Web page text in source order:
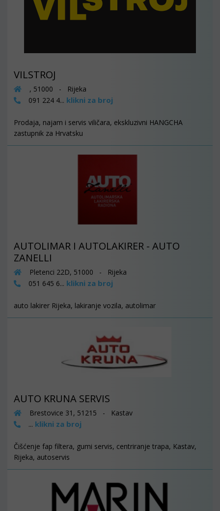
VILSTROJ
, 51000 - Rijeka
091 224 4... klikni za broj
Prodaja, najam i servis viličara, ekskluzivni HANGCHA
zastupnik za Hrvatsku
AUTOLIMAR I AUTOLAKIRER - AUTO
ZANELLI
Pletenci 22D, 51000 - Rijeka
051 645 6... klikni za broj
auto lakirer Rijeka, lakiranje vozila, autolimar
AUTO KRUNA SERVIS
Brestovice 31, 51215 - Kastav
... klikni za broj
Čišćenje fap filtera, gumi servis, centriranje trapa, Kastav,
Rijeka, autoservis